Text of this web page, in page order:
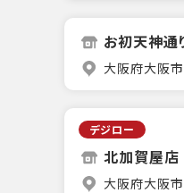
お初天神通
大阪府大阪
デジロー
北加賀屋店
大阪府大阪